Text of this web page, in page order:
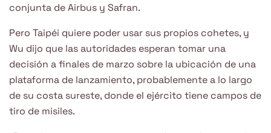
conjunta de Airbus y Safran.
Pero Taipéi quiere poder usar sus propios cohetes, y
Wu dijo que las autoridades esperan tomar una
decisión a finales de marzo sobre la ubicación de una
plataforma de lanzamiento, probablemente a lo largo
de su costa sureste, donde el ejército tiene campos de
tiro de misiles.